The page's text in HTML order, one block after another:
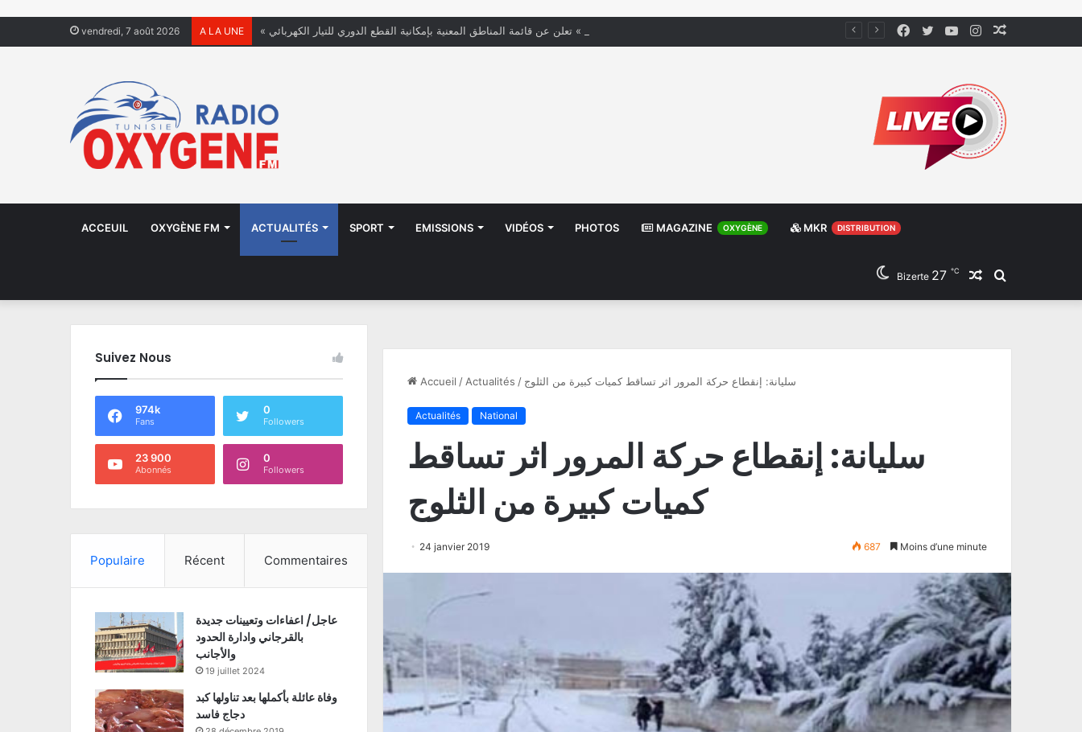
vendredi, 7 août 2026 A LA UNE « الستاغ » تعلن عن قائمة المناطق المعنية بإمكانية القطع الدوري للتيار الكهربائي Instagram
YouTube
Twitter
Facebook
ACCEUIL OXYGÈNE FM ACTUALITÉS SPORT EMISSIONS VIDÉOS PHOTOS MAGAZINE OXYGÈNE MKR DISTRIBUTION
Rechercher
Article
Bizerte 27 ℃
Accueil / Actualités / سليانة: إنقطاع حركة المرور اثر تساقط كميات كبيرة من الثلوج
Actualités National
سليانة: إنقطاع حركة المرور اثر تساقط
كميات كبيرة من الثلوج
24 janvier 2019 687 Moins d’une minute
Suivez Nous
974k
Fans
0
Followers
23 900
Abonnés
0
Followers
Populaire Récent Commentaires
عاجل/ اعفاءات وتعيينات جديدة
بالقرجاني وادارة الحدود
والأجانب
19 juillet 2024
وفاة عائلة بأكملها بعد تناولها كبد
دجاج فاسد